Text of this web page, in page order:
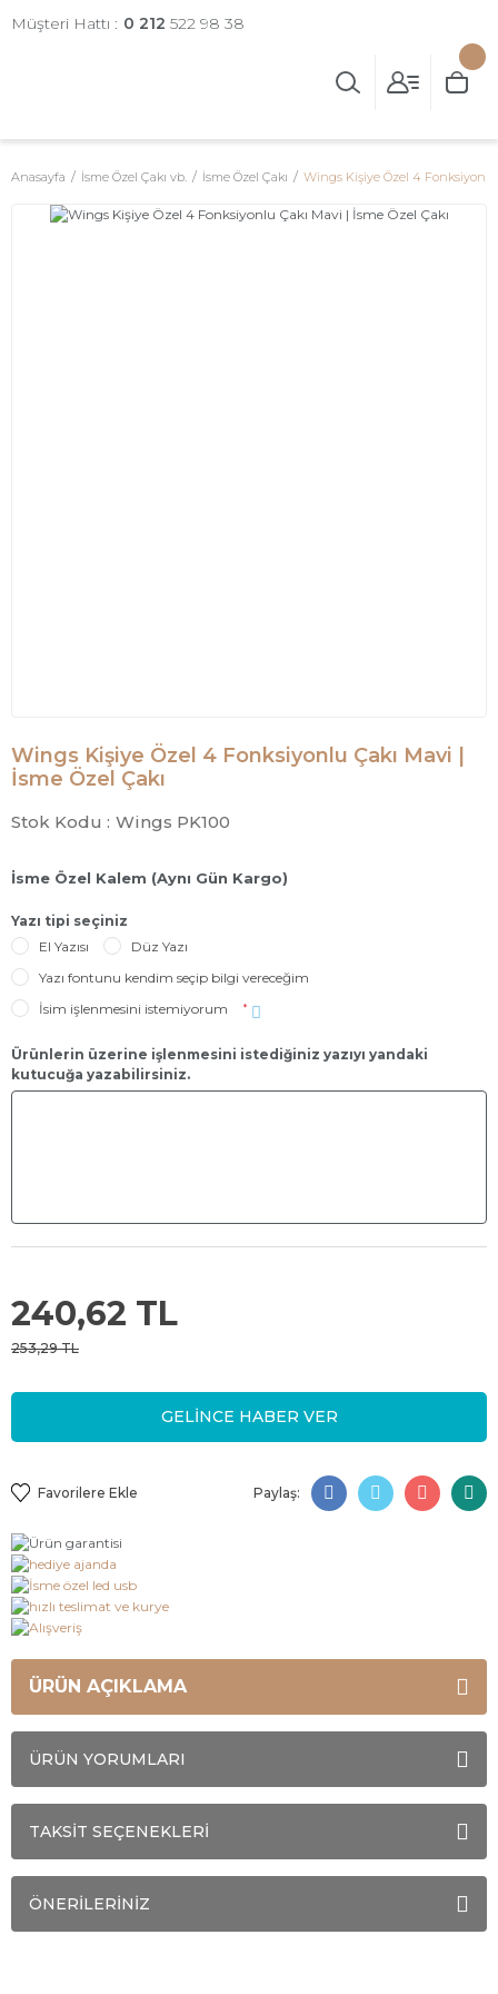
Müşteri Hattı : 0 212 522 98 38
Anasayfa İsme Özel Çakı vb. İsme Özel Çakı Wings Kişiye Özel 4 Fonksiyonlu
Wings Kişiye Özel 4 Fonksiyonlu Çakı Mavi |
İsme Özel Çakı
Stok Kodu : Wings PK100
İsme Özel Kalem (Aynı Gün Kargo)
Yazı tipi seçiniz
El Yazısı
Düz Yazı
Yazı fontunu kendim seçip bilgi vereceğim
İsim işlenmesini istemiyorum
*
Ürünlerin üzerine işlenmesini istediğiniz yazıyı yandaki
kutucuğa yazabilirsiniz.
240,62 TL
253,29 TL
GELİNCE HABER VER
Paylaş:
ÜRÜN AÇIKLAMA
ÜRÜN YORUMLARI
TAKSİT SEÇENEKLERİ
ÖNERİLERİNİZ